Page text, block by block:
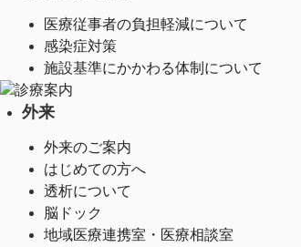
医療従事者の負担軽減について
感染症対策
施設基準にかかわる体制について
診療案内
外来
外来のご案内
はじめての方へ
透析について
脳ドック
地域医療連携室・医療相談室